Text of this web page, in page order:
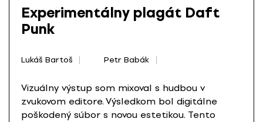
Experimentálny plagát Daft
Punk
Lukáš Bartoš Petr Babák
Vizuálny výstup som mixoval s hudbou v
zvukovom editore. Výsledkom bol digitálne
poškodený súbor s novou estetikou. Tento